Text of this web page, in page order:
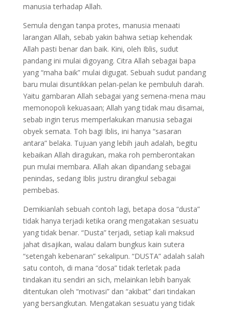
manusia terhadap Allah.
Semula dengan tanpa protes, manusia menaati
larangan Allah, sebab yakin bahwa setiap kehendak
Allah pasti benar dan baik. Kini, oleh Iblis, sudut
pandang ini mulai digoyang. Citra Allah sebagai bapa
yang “maha baik” mulai digugat. Sebuah sudut pandang
baru mulai disuntikkan pelan-pelan ke pembuluh darah.
Yaitu gambaran Allah sebagai yang semena-mena mau
memonopoli kekuasaan; Allah yang tidak mau disamai,
sebab ingin terus memperlakukan manusia sebagai
obyek semata. Toh bagi Iblis, ini hanya “sasaran
antara” belaka. Tujuan yang lebih jauh adalah, begitu
kebaikan Allah diragukan, maka roh pemberontakan
pun mulai membara. Allah akan dipandang sebagai
penindas, sedang Iblis justru dirangkul sebagai
pembebas.
Demikianlah sebuah contoh lagi, betapa dosa “dusta”
tidak hanya terjadi ketika orang mengatakan sesuatu
yang tidak benar. “Dusta” terjadi, setiap kali maksud
jahat disajikan, walau dalam bungkus kain sutera
“setengah kebenaran” sekalipun. “DUSTA” adalah salah
satu contoh, di mana “dosa” tidak terletak pada
tindakan itu sendiri an sich, melainkan lebih banyak
ditentukan oleh “motivasi” dan “akibat” dari tindakan
yang bersangkutan. Mengatakan sesuatu yang tidak